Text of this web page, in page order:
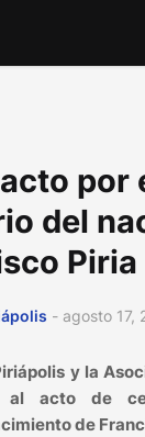
por
del
Piria
- agosto 17,
y la
al acto de
de